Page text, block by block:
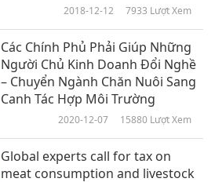
2018-12-12 7933 Lượt Xem
Các Chính Phủ Phải Giúp Những
Người Chủ Kinh Doanh Đổi Nghề
– Chuyển Ngành Chăn Nuôi Sang
Canh Tác Hợp Môi Trường
2020-12-07 15880 Lượt Xem
Global experts call for tax on
meat consumption and livestock